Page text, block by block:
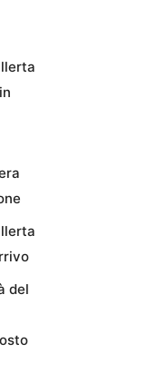
del